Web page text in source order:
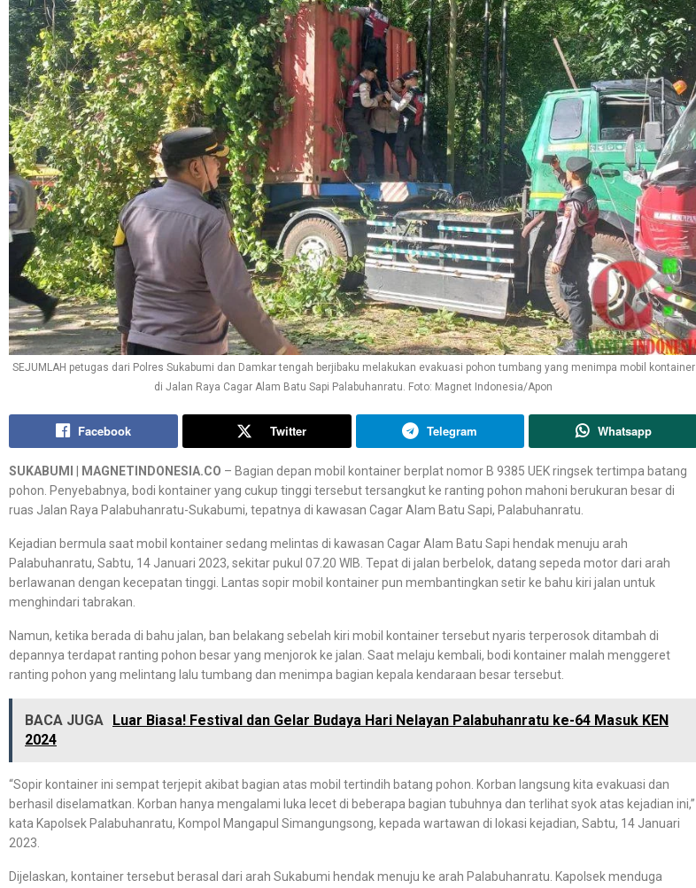
SEJUMLAH petugas dari Polres Sukabumi dan Damkar tengah berjibaku melakukan evakuasi pohon tumbang yang menimpa mobil kontainer
di Jalan Raya Cagar Alam Batu Sapi Palabuhanratu. Foto: Magnet Indonesia/Apon
Facebook Twitter Telegram Whatsapp
SUKABUMI MAGNETINDONESIA.CO – Bagian depan mobil kontainer berplat nomor B 9385 UEK ringsek tertimpa batang
pohon. Penyebabnya, bodi kontainer yang cukup tinggi tersebut tersangkut ke ranting pohon mahoni berukuran besar di
ruas Jalan Raya Palabuhanratu-Sukabumi, tepatnya di kawasan Cagar Alam Batu Sapi, Palabuhanratu.
Kejadian bermula saat mobil kontainer sedang melintas di kawasan Cagar Alam Batu Sapi hendak menuju arah
Palabuhanratu, Sabtu, 14 Januari 2023, sekitar pukul 07.20 WIB. Tepat di jalan berbelok, datang sepeda motor dari arah
berlawanan dengan kecepatan tinggi. Lantas sopir mobil kontainer pun membantingkan setir ke bahu kiri jalan untuk
menghindari tabrakan.
Namun, ketika berada di bahu jalan, ban belakang sebelah kiri mobil kontainer tersebut nyaris terperosok ditambah di
depannya terdapat ranting pohon besar yang menjorok ke jalan. Saat melaju kembali, bodi kontainer malah menggeret
ranting pohon yang melintang lalu tumbang dan menimpa bagian kepala kendaraan besar tersebut.
BACA JUGA
Luar Biasa! Festival dan Gelar Budaya Hari Nelayan Palabuhanratu ke-64 Masuk KEN
2024
“Sopir kontainer ini sempat terjepit akibat bagian atas mobil tertindih batang pohon. Korban langsung kita evakuasi dan
berhasil diselamatkan. Korban hanya mengalami luka lecet di beberapa bagian tubuhnya dan terlihat syok atas kejadian ini,”
kata Kapolsek Palabuhanratu, Kompol Mangapul Simangungsong, kepada wartawan di lokasi kejadian, Sabtu, 14 Januari
2023.
Dijelaskan, kontainer tersebut berasal dari arah Sukabumi hendak menuju ke arah Palabuhanratu. Kapolsek menduga